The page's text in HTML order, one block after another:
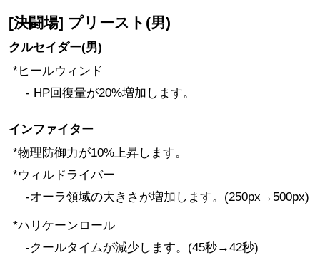
[決闘場] プリースト(男)
クルセイダー(男)
*ヒールウィンド
- HP回復量が20%増加します。
インファイター
*物理防御力が10%上昇します。
*ウィルドライバー
-オーラ領域の大きさが増加します。(250px→500px)
*ハリケーンロール
-クールタイムが減少します。(45秒→42秒)